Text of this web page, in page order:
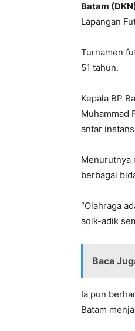
Batam
Lapangan
Turnamen
51 tahun.
Kepala BP
Muhammad
antar
Menurutnya
berbagai
“Olahraga
adik-adik
Baca
Ia pun
Batam